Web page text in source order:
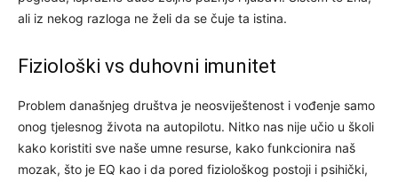
ali iz nekog razloga ne želi da se čuje ta istina.
Fiziološki vs duhovni imunitet
Problem današnjeg društva je neosviještenost i vođenje samo
onog tjelesnog života na autopilotu. Nitko nas nije učio u školi
kako koristiti sve naše umne resurse, kako funkcionira naš
mozak, što je EQ kao i da pored fiziološkog postoji i psihički,